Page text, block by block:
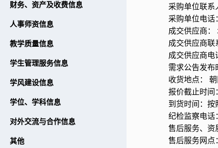
财务、资产及收费信息
人事师资信息
教学质量信息
学生管理服务信息
学风建设信息
学位、学科信息
对外交流与合作信息
其他
采购单位联系
采购单位电话
成交供应商：
成交供应商联
成交供应商
需求公告发布
收货地点：
报价截止时间
到货时间：按
纪检监察电话
售后服务、资
售后服务网点